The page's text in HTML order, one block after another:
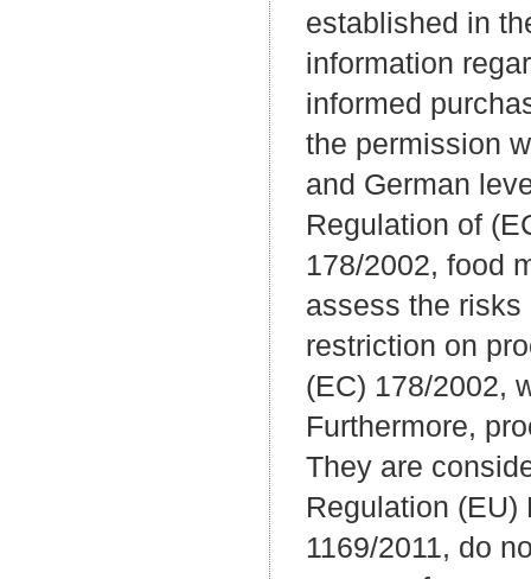
established in
information
informed
the permission
and German
Regulation of
178/2002, food
assess the
restriction on
(EC) 178/2002,
Furthermore,
They are
Regulation (EU)
1169/2011, do